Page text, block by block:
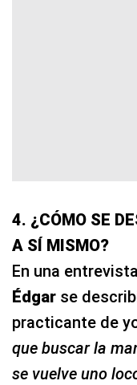
4. ¿CÓMO SE
A SÍ MISMO?
En una
Édgar se
practicante de
que buscar la
se vuelve uno